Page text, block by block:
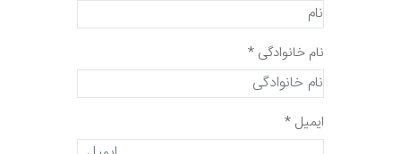
نام خانوادگی *
ایمیل *